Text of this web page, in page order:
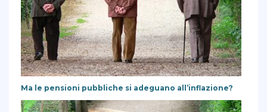
Ma le pensioni pubbliche si adeguano all’inflazione?